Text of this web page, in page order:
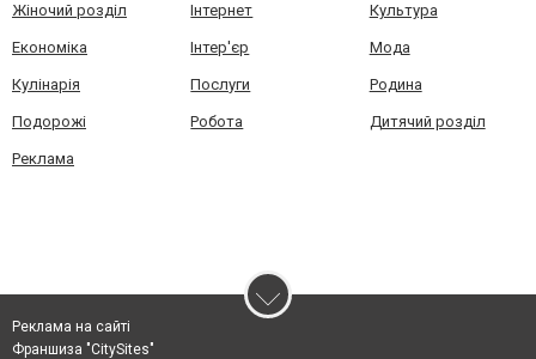
Жіночий розділ Інтернет Культура
Економіка Інтер'єр Мода
Кулінарія Послуги Родина
Подорожі Робота Дитячий розділ
Реклама
Реклама на сайті
Франшиза "CitySites"